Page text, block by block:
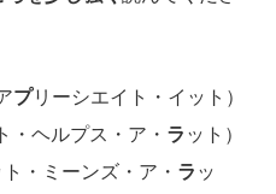
プリーシエイト・イット）
・ヘルプス・ア・ ラ ット）
ト・ミーンズ・ア・ ラ ッ